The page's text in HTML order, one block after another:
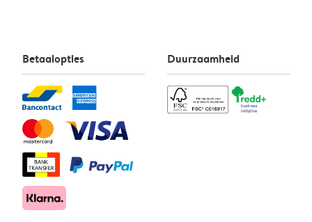
Betaalopties Duurzaamheid